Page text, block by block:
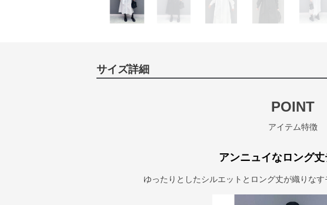
サイズ詳細
POINT
アイテム特徴
アンニュイなロング
ゆったりとしたシルエットとロング丈が織りな